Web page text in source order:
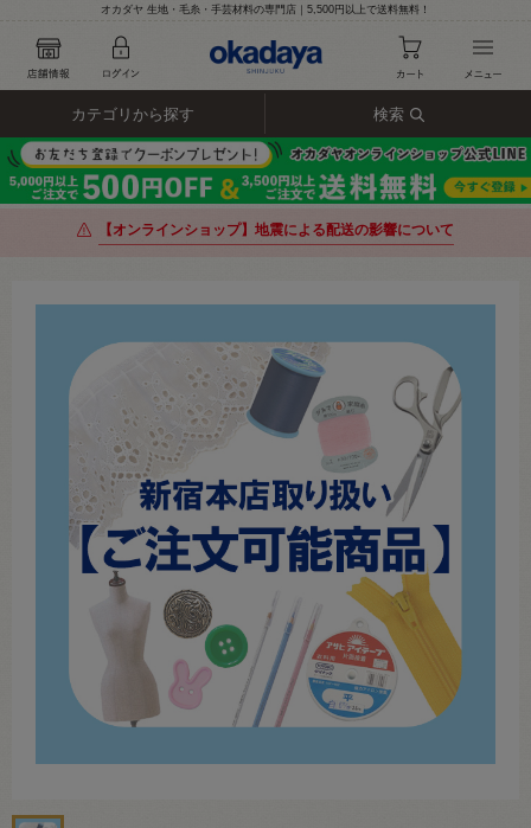
オカダヤ 生地・毛糸・手芸材料の専門店｜5,500円以上で送料無料！
カテゴリから探す 検索
【オンラインショップ】地震による配送の影響について